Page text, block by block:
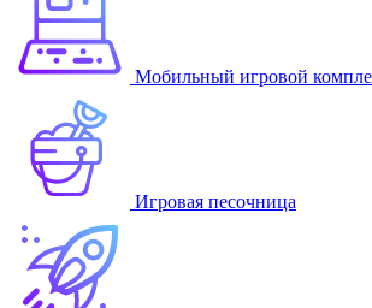
Мобильный игровой
Игровая песочница